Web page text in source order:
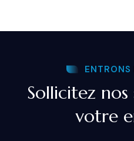
Sollicitez
votre